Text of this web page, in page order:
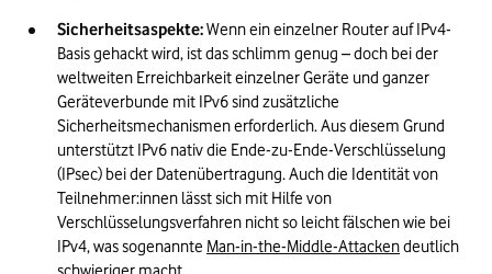
Sicherheitsaspekte: Wenn ein einzelner Router auf IPv4-
Basis gehackt wird, ist das schlimm genug – doch bei der
weltweiten Erreichbarkeit einzelner Geräte und ganzer
Geräteverbunde mit IPv6 sind zusätzliche
Sicherheitsmechanismen erforderlich. Aus diesem Grund
unterstützt IPv6 nativ die Ende-zu-Ende-Verschlüsselung
(IPsec) bei der Datenübertragung. Auch die Identität von
Teilnehmer:innen lässt sich mit Hilfe von
Verschlüsselungsverfahren nicht so leicht fälschen wie bei
IPv4, was sogenannte Man-in-the-Middle-Attacken deutlich